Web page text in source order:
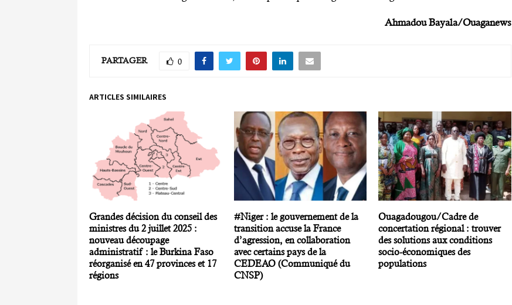
Ahmadou Bayala/Ouaganews
PARTAGER 0
ARTICLES SIMILAIRES
Grandes décision du conseil des
ministres du 2 juillet 2025 :
nouveau découpage
administratif : le Burkina Faso
réorganisé en 47 provinces et 17
régions
#Niger : le gouvernement de la
transition accuse la France
d’agression, en collaboration
avec certains pays de la
CEDEAO (Communiqué du
CNSP)
Ouagadougou/Cadre de
concertation régional : trouver
des solutions aux conditions
socio-économiques des
populations